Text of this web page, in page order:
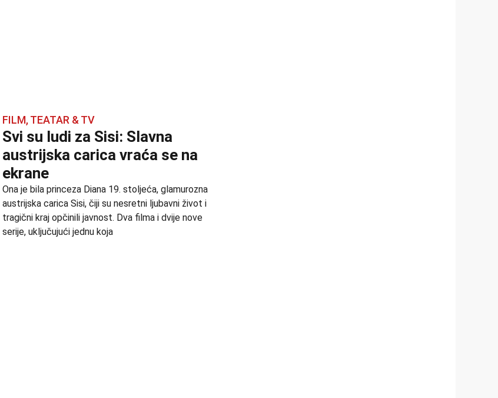
FILM, TEATAR & TV
Svi su ludi za Sisi: Slavna
austrijska carica vraća se na
ekrane
Ona je bila princeza Diana 19. stoljeća, glamurozna
austrijska carica Sisi, čiji su nesretni ljubavni život i
tragični kraj opčinili javnost. Dva filma i dvije nove
serije, uključujući jednu koja